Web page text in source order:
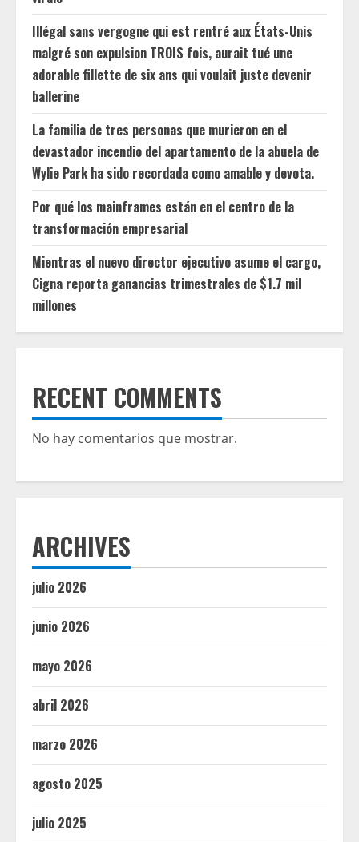
Illégal sans vergogne qui est rentré aux États-Unis
malgré son expulsion TROIS fois, aurait tué une
adorable fillette de six ans qui voulait juste devenir
ballerine
La familia de tres personas que murieron en el
devastador incendio del apartamento de la abuela de
Wylie Park ha sido recordada como amable y devota.
Por qué los mainframes están en el centro de la
transformación empresarial
Mientras el nuevo director ejecutivo asume el cargo,
Cigna reporta ganancias trimestrales de $1.7 mil
millones
RECENT COMMENTS
No hay comentarios que mostrar.
ARCHIVES
julio 2026
junio 2026
mayo 2026
abril 2026
marzo 2026
agosto 2025
julio 2025